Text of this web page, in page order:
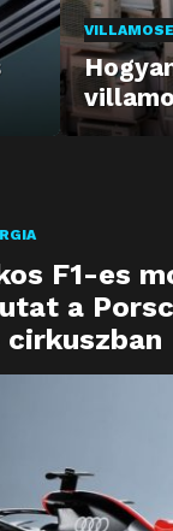
F1-es
a
cirkuszban